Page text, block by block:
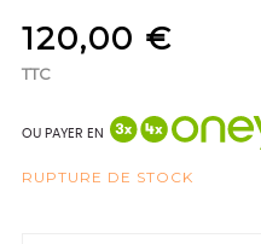
120,00 €
TTC
OU PAYER EN
RUPTURE DE STOCK